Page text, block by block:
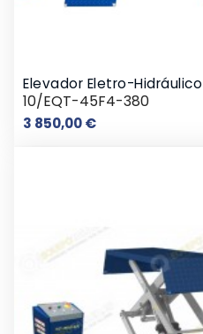
Elevador Eletro-
10/EQT-45F4-380
3 850,00 €Preço